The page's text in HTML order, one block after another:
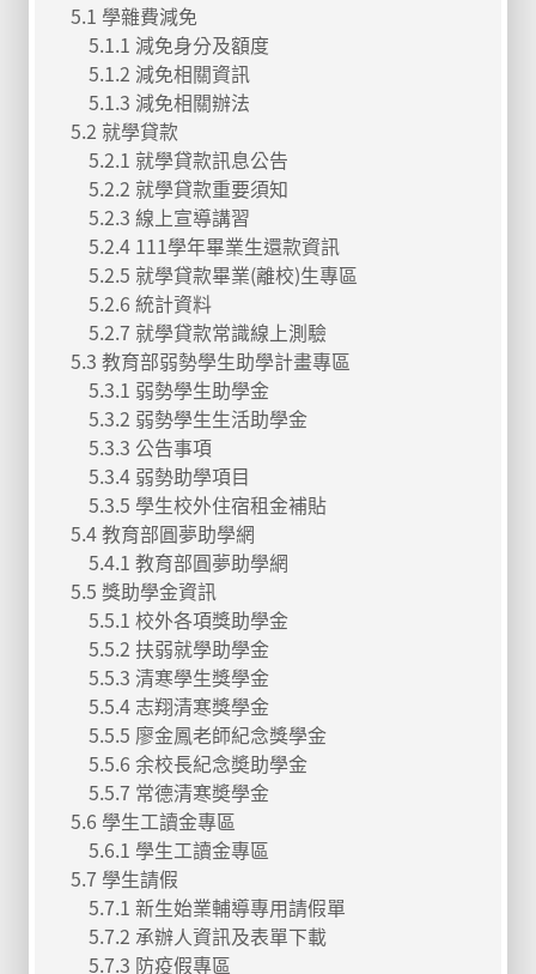
5.1 學雜費減免
5.1.1 減免身分及額度
5.1.2 減免相關資訊
5.1.3 減免相關辦法
5.2 就學貸款
5.2.1 就學貸款訊息公告
5.2.2 就學貸款重要須知
5.2.3 線上宣導講習
5.2.4 111學年畢業生還款資訊
5.2.5 就學貸款畢業(離校)生專區
5.2.6 統計資料
5.2.7 就學貸款常識線上測驗
5.3 教育部弱勢學生助學計畫專區
5.3.1 弱勢學生助學金
5.3.2 弱勢學生生活助學金
5.3.3 公告事項
5.3.4 弱勢助學項目
5.3.5 學生校外住宿租金補貼
5.4 教育部圓夢助學網
5.4.1 教育部圓夢助學網
5.5 獎助學金資訊
5.5.1 校外各項獎助學金
5.5.2 扶弱就學助學金
5.5.3 清寒學生獎學金
5.5.4 志翔清寒獎學金
5.5.5 廖金鳳老師紀念獎學金
5.5.6 余校長紀念奬助學金
5.5.7 常德清寒奬學金
5.6 學生工讀金專區
5.6.1 學生工讀金專區
5.7 學生請假
5.7.1 新生始業輔導專用請假單
5.7.2 承辦人資訊及表單下載
5.7.3 防疫假專區